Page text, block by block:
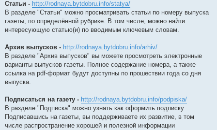
Статьи - http://rodnaya.bytdobru.info/statya/
В разделе "Статьи" можно просматривать статьи по номеру выпуска
газеты, по определённой рубрике. В том числе, можно найти
интересующую статью(и) по вводимым ключевым словам.
Архив выпусков - http://rodnaya.bytdobru.info/arhiv/
В разделе "Архив выпусков" вы можете просмотреть электронные
варианты выпусков газеты. Полное содержание номера, а также
ссылка на pdf-формат будут доступны по прошествии года со дня
выпуска.
Подписаться на газету - http://rodnaya.bytdobru.info/podpiska/
В разделе "Подписка" можно узнать как оформить подписку
Подписавшись на газеты, вы поддерживаете их развитие, в том
числе распространение хорошей и полезной информации